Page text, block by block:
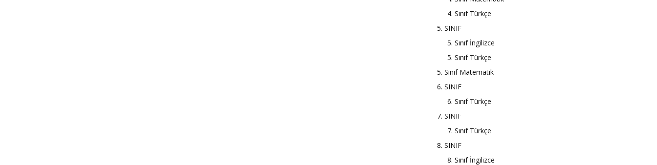
4. Sınıf Türkçe
5. SINIF
5. Sınıf İngilizce
5. Sınıf Türkçe
5. Sınıf Matematik
6. SINIF
6. Sınıf Türkçe
7. SINIF
7. Sınıf Türkçe
8. SINIF
8. Sınıf İngilizce